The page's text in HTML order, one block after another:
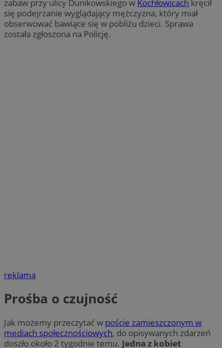
zabaw przy ulicy Dunikowskiego w Kochłowicach kręcił
się podejrzanie wyglądający mężczyzna, który miał
obserwować bawiące się w pobliżu dzieci. Sprawa
została zgłoszona na Policję.
reklama
Prośba o czujność
Jak możemy przeczytać w poście zamieszczonym w
mediach społecznościowych, do opisywanych zdarzeń
doszło około 2 tygodnie temu. Jedna z kobiet